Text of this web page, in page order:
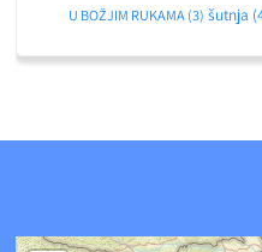
U BOŽJIM RUKAMA(3) šutnja